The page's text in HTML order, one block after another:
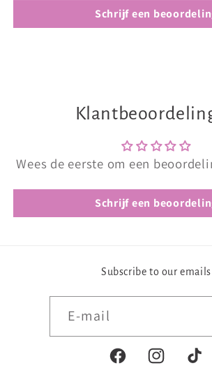
Schrijf een
Wees de eerste om een
Schrijf een
Subscribe to our emails
E‑mail
FacebookInstagramTikTok